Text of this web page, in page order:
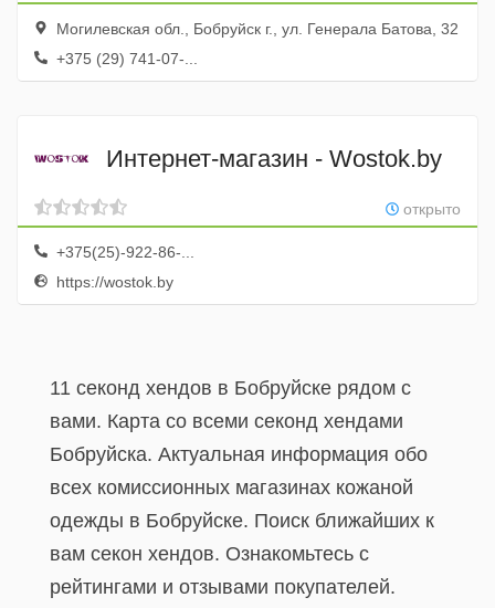
Могилевская обл., Бобруйск г., ул. Генерала Батова, 32
+375 (29) 741-07-...
Интернет-магазин - Wostok.by
открыто
+375(25)-922-86-...
https://wostok.by
11 секонд хендов в Бобруйске рядом с
вами. Карта со всеми секонд хендами
Бобруйска. Актуальная информация обо
всех комиссионных магазинах кожаной
одежды в Бобруйске. Поиск ближайших к
вам секон хендов. Ознакомьтесь с
рейтингами и отзывами покупателей.